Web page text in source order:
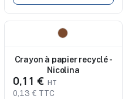
Crayon à papier recyclé -
Nicolina
0,11 €
0,13 € TTC